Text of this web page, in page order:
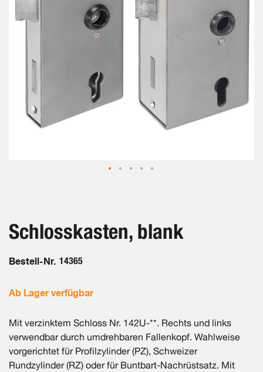
Bildergalerie
springen
Schlosskasten, blank
Bestell-Nr. 14365
Ab Lager verfügbar
Mit verzinktem Schloss Nr. 142U-**. Rechts und links
verwendbar durch umdrehbaren Fallenkopf. Wahlweise
vorgerichtet für Profilzylinder (PZ), Schweizer
Rundzylinder (RZ) oder für Buntbart-Nachrüstsatz. Mit